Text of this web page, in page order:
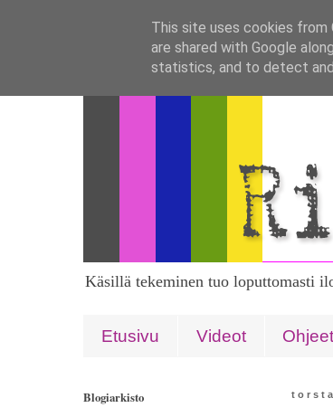
Käsillä tekeminen tuo loputtomasti
Etusivu Videot Ohjeet
Blogiarkisto
This site uses cookies from
are shared with Google
statistics, and to detect